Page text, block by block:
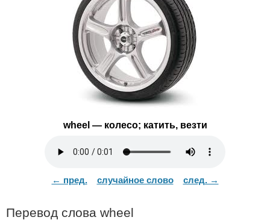
wheel — колесо; катить, везти
← пред. случайное слово след. →
Перевод слова wheel